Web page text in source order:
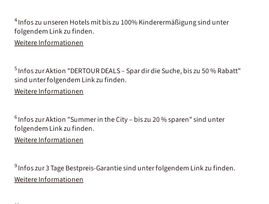
4 Infos zu unseren Hotels mit bis zu 100% Kinderermäßigung sind unter
folgendem Link zu finden.
Weitere Informationen
5 Infos zur Aktion "DERTOUR DEALS – Spar dir die Suche, bis zu 50 % Rabatt"
sind unter folgendem Link zu finden.
Weitere Informationen
6 Infos zur Aktion "Summer in the City – bis zu 20 % sparen" sind unter
folgendem Link zu finden.
Weitere Informationen
9 Infos zur 3 Tage Bestpreis-Garantie sind unter folgendem Link zu finden.
Weitere Informationen